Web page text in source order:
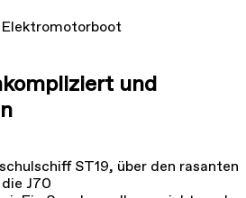
Elektromotorboot
und
ST19, über den rasanten
J70